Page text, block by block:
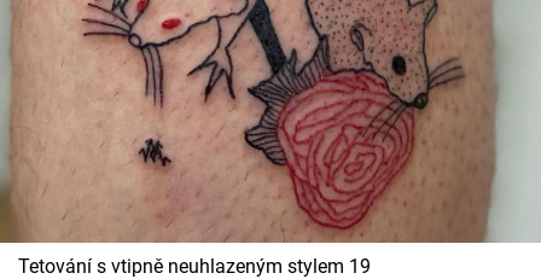
Tetování s vtipně neuhlazeným stylem 19